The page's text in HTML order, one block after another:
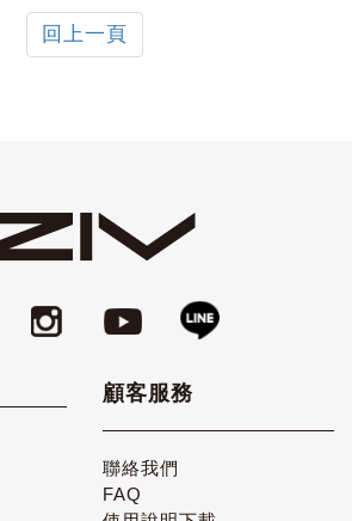
回上一頁
顧客服務
聯絡我們
FAQ